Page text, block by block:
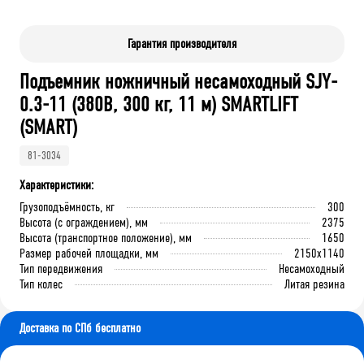
Гарантия производителя
Подъемник ножничный несамоходный SJY-
0.3-11 (380В, 300 кг, 11 м) SMARTLIFT
(SMART)
81-3034
Характеристики:
Грузоподъёмность, кг
300
Высота (с ограждением), мм
2375
Высота (транспортное положение), мм
1650
Размер рабочей площадки, мм
2150x1140
Тип передвижения
Несамоходный
Тип колес
Литая резина
Доставка по СПб бесплатно